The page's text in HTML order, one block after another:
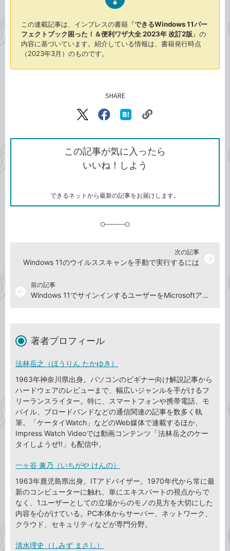
この連載記事は、インプレスの書籍『できるWindows 11パー
フェクトブック困った！＆便利ワザ大全 2023年 改訂2版 』の
内容に基づいています。紹介している情報は、書籍発行時点
（2023年3月）のものです。
SHARE
X（旧
で
シ
ェ
ア
Facebook
シ
ェ
ア
な
ッ
ク
ク
ク
を
コ
この記事が気に入ったら
いいね！しよう
できるネットから最新の記事をお届けします。
前の記事
Windows 11でサインインするユーザーをMicrosoftアカウントにするには
次の記事
Windows 11のウイルススキャンを手動で実行するには
著者プロフィール
法林岳之（ほうりん たかゆき）
1963年神奈川県出身。パソコンのビギナー向け解説記事から
ハードウェアのレビューまで、幅広いジャンルを手がけるフ
リーランスライター。特に、スマートフォンや携帯電話、モ
バイル、ブロードバンドなどの通信関連の記事を数多く執
筆。「ケータイWatch」などのWeb媒体で連載するほか、
Impress Watch Videoでは動画コンテンツ「法林岳之のケー
タイしようぜ!!」も配信中。
一ヶ谷 兼乃（いちがや けんの）
1963年鹿児島県出身。ITアドバイザー。1970年代から常に最
新のコンピューターに触れ、単にエキスパートの視点からで
なく、1ユーザーとしての立場からのモノの見方を大切にした
内容を心がけている。PC本体からサーバー、ネットワーク、
クラウド、セキュリティなどが専門分野。
清水理史（しみず まさし）